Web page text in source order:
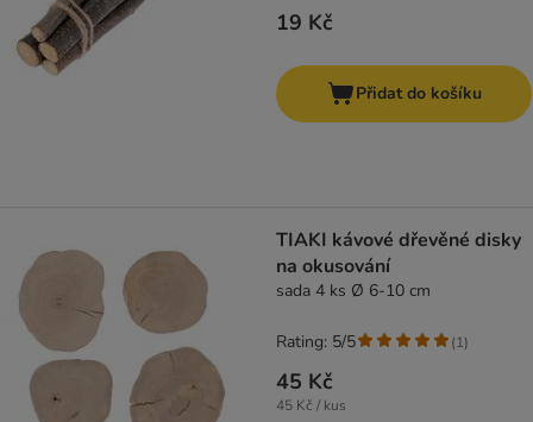
19 Kč
Přidat do košíku
TIAKI kávové dřevěné disky
na okusování
sada 4 ks Ø 6-10 cm
45 Kč
45 Kč / kus
Rating: 5/5 (1)